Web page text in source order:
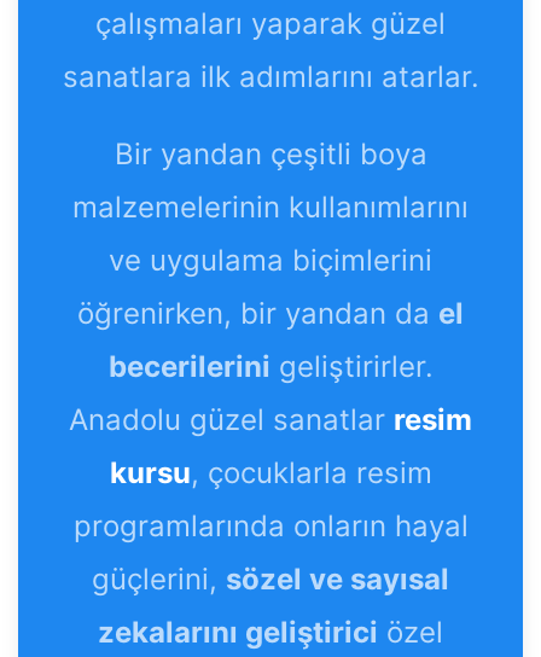
çalışmaları yaparak güzel
sanatlara ilk adımlarını atarlar.
Bir yandan çeşitli boya
malzemelerinin kullanımlarını
ve uygulama biçimlerini
öğrenirken, bir yandan da el
becerilerini geliştirirler.
Anadolu güzel sanatlar resim
kursu, çocuklarla resim
programlarında onların hayal
güçlerini, sözel ve sayısal
zekalarını geliştirici özel